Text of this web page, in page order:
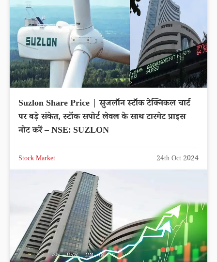
Suzlon Share Price | सुजलॉन स्टॉक टेक्निकल चार्ट
पर बड़े संकेत, स्टॉक सपोर्ट लेवल के साथ टारगेट प्राइस
नोट करें – NSE: SUZLON
Stock Market 24th Oct 2024